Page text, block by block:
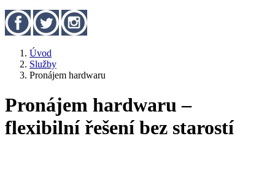
Úvod
Služby
Pronájem hardwaru
Pronájem hardwaru –
flexibilní řešení bez starostí